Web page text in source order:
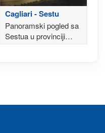
Cagliari - Sestu
Panoramski pogled sa
Sestua u provinciji
Cagliari